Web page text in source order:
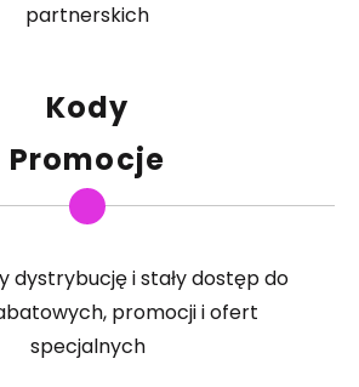
partnerskich
Kody
Promocje
dystrybucję i stały dostęp do
promocji i ofert
specjalnych